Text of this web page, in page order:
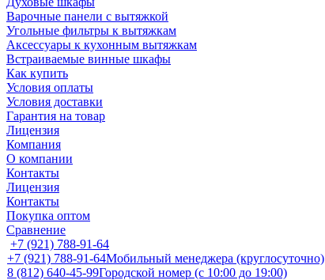
Варочные панели с вытяжкой
Угольные фильтры к вытяжкам
Аксессуары к кухонным вытяжкам
Встраиваемые винные шкафы
Как купить
Условия оплаты
Условия доставки
Гарантия на товар
Лицензия
Компания
О компании
Контакты
Лицензия
Контакты
Покупка оптом
Сравнение
+7 (921) 788-91-64
+7 (921) 788-91-64Мобильный менеджера (круглосуточно)
8 (812) 640-45-99Городской номер (с 10:00 до 19:00)